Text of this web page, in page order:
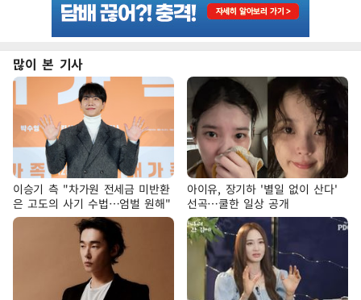
많이 본 기사
이승기 측 "차가원 전세금 미반환
은 고도의 사기 수법…엄벌 원해"
아이유, 장기하 '별일 없이 산다'
선곡…쿨한 일상 공개